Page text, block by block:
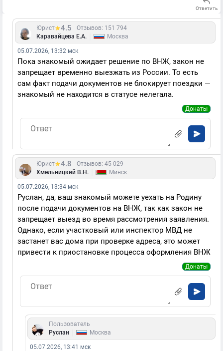
Ответить
Юрист 4.5
Отзывов: 151 794
Каравайцева Е.А.
Москва
05.07.2026, 13:32 мск
Пока знакомый ожидает решение по ВНЖ, закон не
запрещает временно выезжать из России. То есть
сам факт подачи документов не блокирует поездки —
знакомый не находится в статусе нелегала.
Донаты
Юрист 4.8
Отзывов: 45 029
Хмельницкий В.Н.
Минск
05.07.2026, 13:34 мск
Руслан, да, ваш знакомый можете уехать на Родину
после подачи документов на ВНЖ, так как закон не
запрещает выезд во время рассмотрения заявления.
Однако, если участковый или инспектор МВД не
застанет вас дома при проверке адреса, это может
привести к приостановке процесса оформления ВНЖ
Донаты
Пользователь
Руслан
Москва
05.07.2026, 13:41 мск